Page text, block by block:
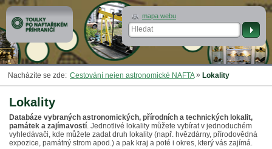
Nacházíte se zde: Cestování nejen astronomické NAFTA» Lokality
Lokality
Databáze vybraných astronomických, přírodních a technických lokalit,
památek a zajímavostí. Jednotlivé lokality můžete vybírat v jednoduchém
vyhledávači, kde můžete zadat druh lokality (např. hvězdárny, přírodovědná
expozice, památný strom apod.) a pak kraj a poté i okres, který vás zajímá.
mapa webu